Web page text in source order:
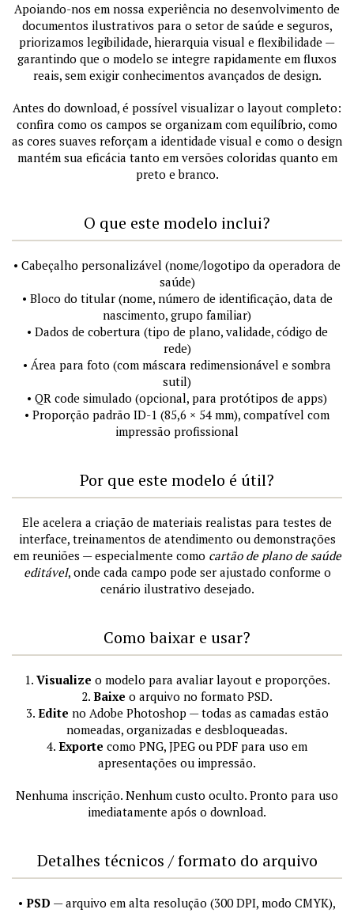
Apoiando-nos em nossa experiência no desenvolvimento de
documentos ilustrativos para o setor de saúde e seguros,
priorizamos legibilidade, hierarquia visual e flexibilidade —
garantindo que o modelo se integre rapidamente em fluxos
reais, sem exigir conhecimentos avançados de design.
Antes do download, é possível visualizar o layout completo:
confira como os campos se organizam com equilíbrio, como
as cores suaves reforçam a identidade visual e como o design
mantém sua eficácia tanto em versões coloridas quanto em
preto e branco.
O que este modelo inclui?
• Cabeçalho personalizável (nome/logotipo da operadora de
saúde)
• Bloco do titular (nome, número de identificação, data de
nascimento, grupo familiar)
• Dados de cobertura (tipo de plano, validade, código de
rede)
• Área para foto (com máscara redimensionável e sombra
sutil)
• QR code simulado (opcional, para protótipos de apps)
• Proporção padrão ID-1 (85,6 × 54 mm), compatível com
impressão profissional
Por que este modelo é útil?
Ele acelera a criação de materiais realistas para testes de
interface, treinamentos de atendimento ou demonstrações
em reuniões — especialmente como cartão de plano de saúde
editável, onde cada campo pode ser ajustado conforme o
cenário ilustrativo desejado.
Como baixar e usar?
1. Visualize o modelo para avaliar layout e proporções.
2. Baixe o arquivo no formato PSD.
3. Edite no Adobe Photoshop — todas as camadas estão
nomeadas, organizadas e desbloqueadas.
4. Exporte como PNG, JPEG ou PDF para uso em
apresentações ou impressão.
Nenhuma inscrição. Nenhum custo oculto. Pronto para uso
imediatamente após o download.
Detalhes técnicos / formato do arquivo
• PSD — arquivo em alta resolução (300 DPI, modo CMYK),